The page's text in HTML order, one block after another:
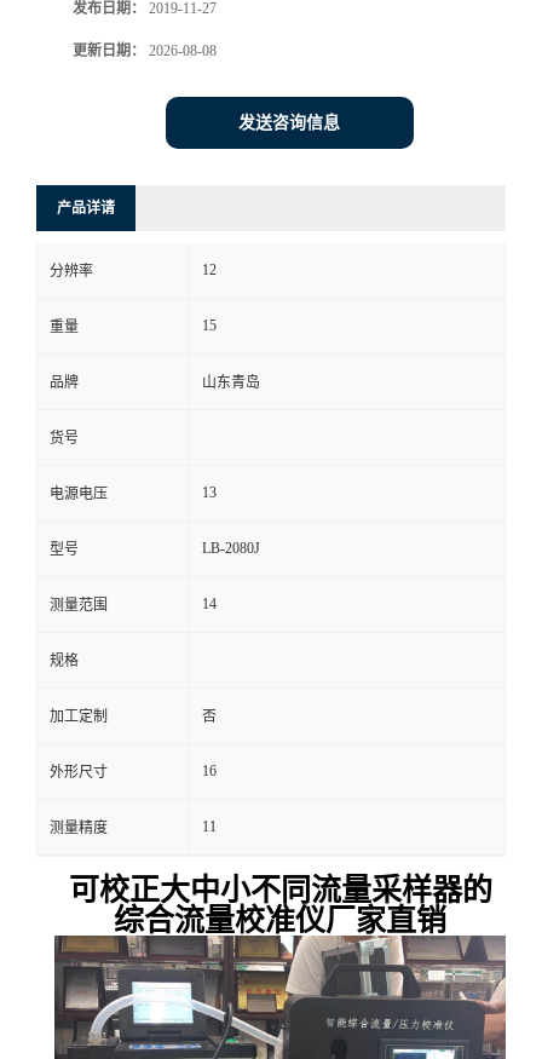
系
方
式
在
线
发布日期： 2019-11-27
更新日期： 2026-08-08
发送咨询信息
产品详请
分辨率 12
重量 15
品牌 山东青岛
货号
电源电压 13
型号 LB-2080J
测量范围 14
规格
加工定制 否
外形尺寸 16
测量精度 11
可校正大中小不同流量采样器的
综合流量校准仪厂家直销